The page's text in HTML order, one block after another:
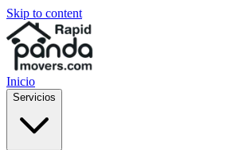
Skip to content
Inicio
Servicios